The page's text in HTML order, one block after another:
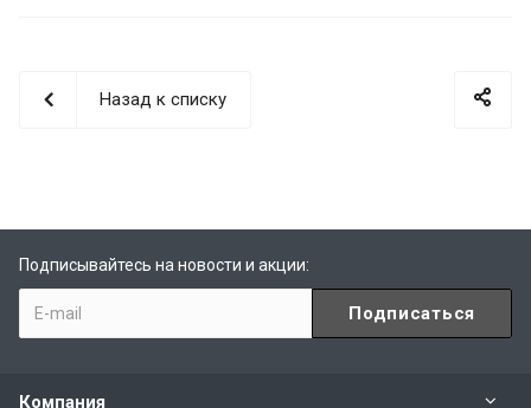
Назад к списку
Подписывайтесь на новости и акции:
Компания